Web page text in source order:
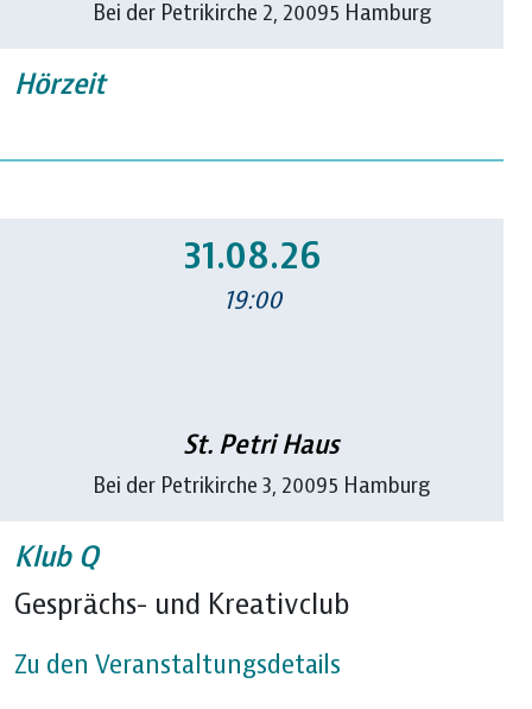
Bei der Petrikirche 2, 20095 Hamburg
Hörzeit
31.08.26
19:00
St. Petri Haus
Bei der Petrikirche 3, 20095 Hamburg
Klub Q
Gesprächs- und Kreativclub
Zu den Veranstaltungsdetails